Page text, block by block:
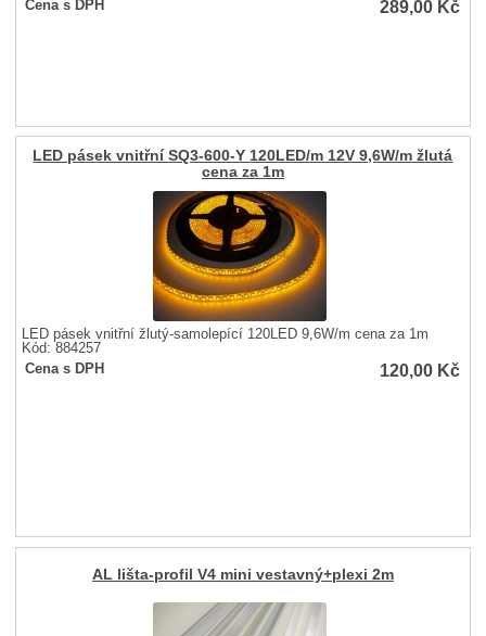
Cena s DPH
289,00 Kč
LED pásek vnitřní SQ3-600-Y 120LED/m 12V 9,6W/m žlutá
cena za 1m
LED pásek vnitřní žlutý-samolepící 120LED 9,6W/m cena za 1m
Kód: 884257
Cena s DPH
120,00 Kč
AL lišta-profil V4 mini vestavný+plexi 2m